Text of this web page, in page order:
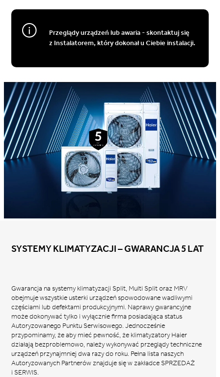
Przeglądy urządzeń lub awaria - skontaktuj się
z Instalatorem, który dokonał u Ciebie instalacji.
SYSTEMY KLIMATYZACJI – GWARANCJA 5 LAT
Gwarancja na systemy klimatyzacji Split, Multi Split oraz MRV
obejmuje wszystkie usterki urządzeń spowodowane wadliwymi
częściami lub defektami produkcyjnymi. Naprawy gwarancyjne
może dokonywać tylko i wyłącznie firma posiadająca status
Autoryzowanego Punktu Serwisowego. Jednocześnie
przypominamy, że aby mieć pewność, że klimatyzatory Haier
działają bezproblemowo, należy wykonywać przeglądy techniczne
urządzeń przynajmniej dwa razy do roku. Pełna lista naszych
Autoryzowanych Partnerów znajduje się w zakładce SPRZEDAŻ
i SERWIS.